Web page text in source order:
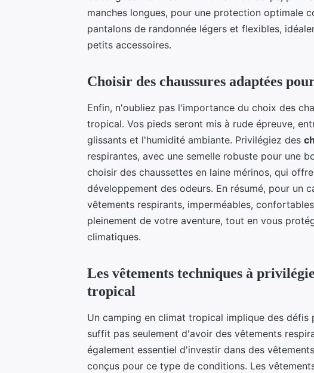
manches longues, pour une protection optimale
pantalons de randonnée légers et flexibles,
petits accessoires.
Choisir des chaussures adaptées
Enfin, n'oubliez pas l'importance du choix des
tropical. Vos pieds seront mis à rude épreuve,
glissants et l'humidité ambiante. Privilégiez des
respirantes, avec une semelle robuste pour une
choisir des chaussettes en laine mérinos, qui
développement des odeurs. En résumé, pour un
vêtements respirants, imperméables,
pleinement de votre aventure, tout en vous
climatiques.
Les vêtements techniques à
tropical
Un camping en climat tropical implique des
suffit pas seulement d'avoir des vêtements
également essentiel d'investir dans des
conçus pour ce type de conditions. Les